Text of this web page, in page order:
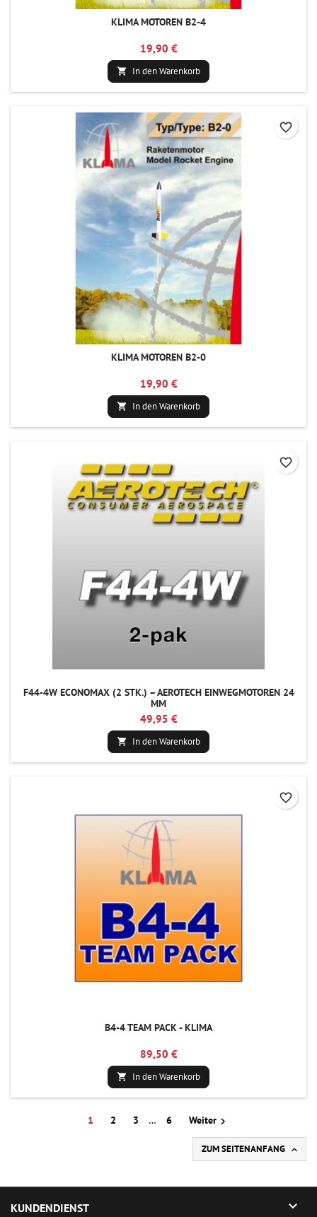
KLIMA MOTOREN B2-4
19,90 €
 In den Warenkorb
KLIMA MOTOREN B2-0
19,90 €
 In den Warenkorb
favorite_border
F44-4W ECONOMAX (2 STK.) – AEROTECH EINWEGMOTOREN 24
MM
49,95 €
 In den Warenkorb
favorite_border
B4-4 TEAM PACK - KLIMA
89,50 €
 In den Warenkorb
favorite_border
1 2 3 … 6 Weiter 
ZUM SEITENANFANG 
KUNDENDIENST 